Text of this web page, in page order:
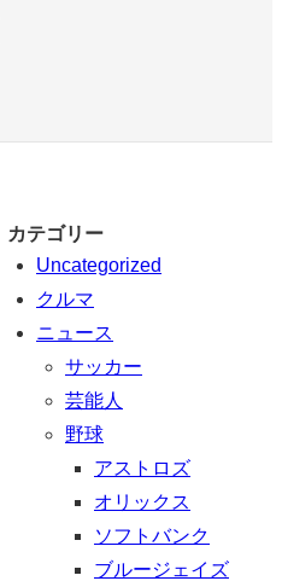
カテゴリー
Uncategorized
クルマ
ニュース
サッカー
芸能人
野球
アストロズ
オリックス
ソフトバンク
ブルージェイズ